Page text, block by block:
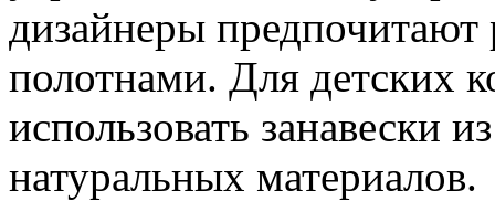
дизайнеры предпочитают
полотнами. Для детских
использовать занавески
натуральных материалов.